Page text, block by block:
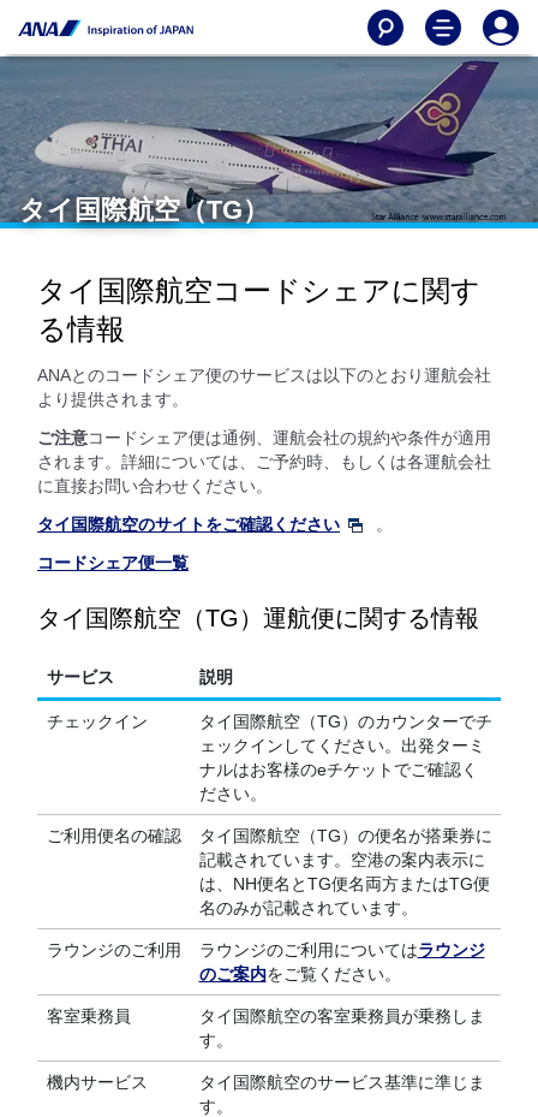
タイ国際航空（TG）
タイ国際航空コードシェアに関す
る情報
ANAとのコードシェア便のサービスは以下のとおり運航会社
より提供されます。
ご注意コードシェア便は通例、運航会社の規約や条件が適用
されます。詳細については、ご予約時、もしくは各運航会社
に直接お問い合わせください。
タイ国際航空のサイトをご確認ください
。
コードシェア便一覧
タイ国際航空（TG）運航便に関する情報
サービス 説明
チェックイン
タイ国際航空（TG）のカウンターでチ
ェックインしてください。出発ターミ
ナルはお客様のeチケットでご確認く
ださい。
ご利用便名の確認
タイ国際航空（TG）の便名が搭乗券に
記載されています。空港の案内表示に
は、NH便名とTG便名両方またはTG便
名のみが記載されています。
ラウンジのご利用 ラウンジのご利用についてはラウンジ
のご案内をご覧ください。
客室乗務員
タイ国際航空の客室乗務員が乗務しま
す。
機内サービス
タイ国際航空のサービス基準に準じま
す。